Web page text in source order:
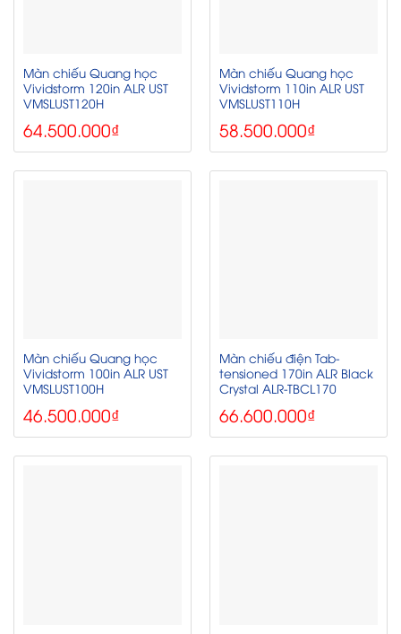
Màn chiếu Quang học
Vividstorm 120in ALR UST
VMSLUST120H
64.500.000₫
Màn chiếu Quang học
Vividstorm 110in ALR UST
VMSLUST110H
58.500.000₫
Màn chiếu Quang học
Vividstorm 100in ALR UST
VMSLUST100H
46.500.000₫
Màn chiếu điện Tab-
tensioned 170in ALR Black
Crystal ALR-TBCL170
66.600.000₫